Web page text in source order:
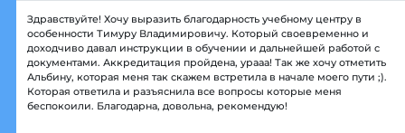
Здравствуйте! Хочу выразить благодарность учебному центру в
особенности Тимуру Владимировичу. Который своевременно и
доходчиво давал инструкции в обучении и дальнейшей работой с
документами. Аккредитация пройдена, урааа! Так же хочу отметить
Альбину, которая меня так скажем встретила в начале моего пути ;).
Которая ответила и разъяснила все вопросы которые меня
беспокоили. Благодарна, довольна, рекомендую!